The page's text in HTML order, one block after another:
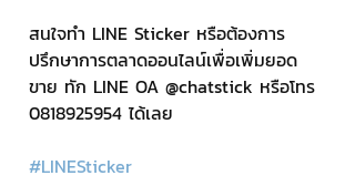
สนใจทำ LINE Sticker หรือต้องการ
ปรึกษาการตลาดออนไลน์เพื่อเพิ่มยอด
ขาย ทัก LINE OA @chatstick หรือโทร
0818925954 ได้เลย
#LINESticker